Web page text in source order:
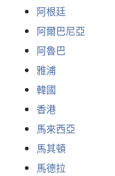
阿根廷
阿爾巴尼亞
阿魯巴
雅浦
韓國
香港
馬來西亞
馬其頓
馬德拉